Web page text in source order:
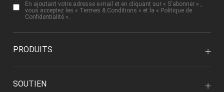
En ajoutant votre adresse e-mail et en cliquant sur « S'abonner » ,
vous acceptez les « Termes & Conditions » et la « Politique de
Confidentialité ».
PRODUITS
SOUTIEN